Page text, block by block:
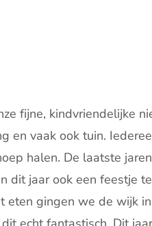
fijne, kindvriendelijke
en vaak ook tuin.
halen. De laatste
dit jaar ook een feestje
eten gingen we de wijk